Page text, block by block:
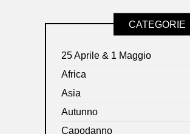
CATEGORIE
25 Aprile & 1 Maggio
Africa
Asia
Autunno
Capodanno